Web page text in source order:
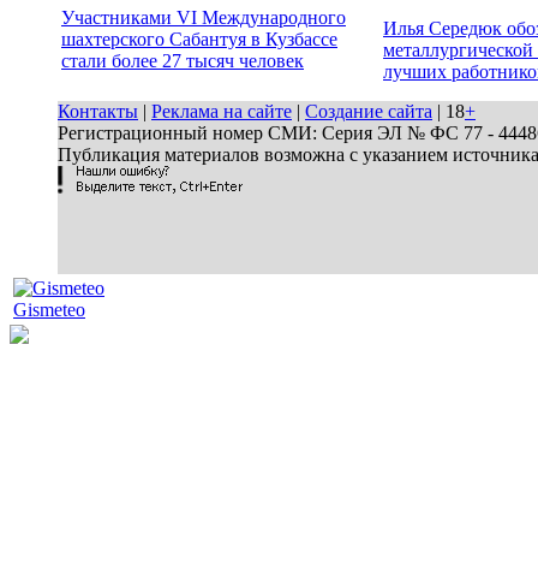
Участниками VI Международного
шахтерского Сабантуя в Кузбассе
стали более 27 тысяч человек
Илья Середюк
лучших
Контакты | Реклама на сайте | Создание сайта | 18+
Регистрационный номер СМИ: Серия ЭЛ № ФС 77 - 44486
Публикация материалов возможна с указанием
Gismeteo